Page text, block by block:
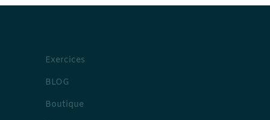
Exercices
BLOG
Boutique